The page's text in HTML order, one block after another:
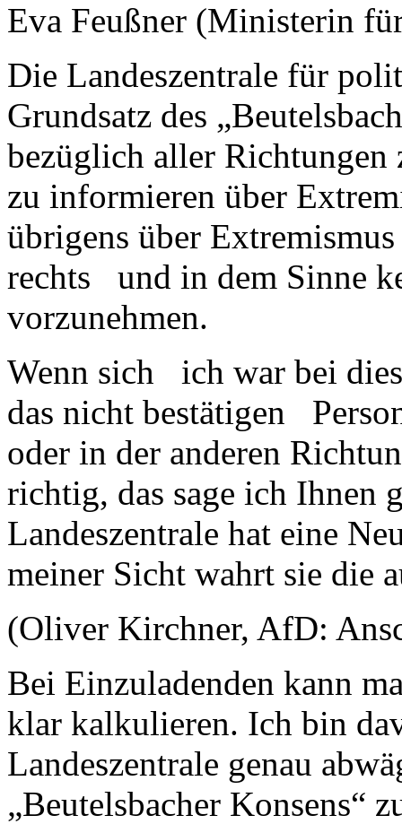
Eva Feußner (Ministerin
Die Landeszentrale für
Grundsatz des
bezüglich aller
zu informieren über
übrigens über
rechts und in dem Sinne
vorzunehmen.
Wenn sich ich war bei
das nicht bestätigen
oder in der anderen
richtig, das sage ich Ihnen
Landeszentrale hat eine
meiner Sicht wahrt sie die
(Oliver Kirchner, AfD:
Bei Einzuladenden kann
klar kalkulieren. Ich bin
Landeszentrale genau
„Beutelsbacher Konsens“